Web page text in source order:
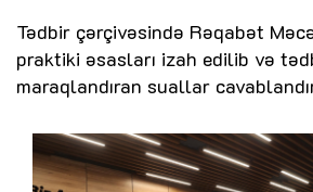
Tədbir çərçivəsində Rəqabət
praktiki əsasları izah edilib və
maraqlandıran suallar